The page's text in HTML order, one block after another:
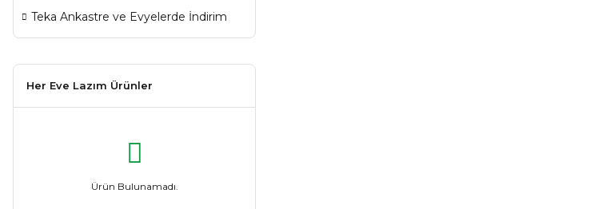
Teka Ankastre ve Evyelerde İndirim
Her Eve Lazım Ürünler
Ürün Bulunamadı.